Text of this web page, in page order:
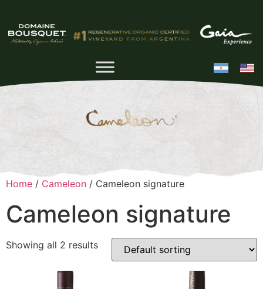
Home / Cameleon / Cameleon signature
Cameleon signature
Showing all 2 results